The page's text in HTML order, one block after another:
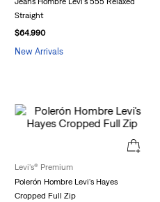
Straight
$64.990
New Arrivals
Levi's® Premium
Polerón Hombre Levi's Hayes
Cropped Full Zip